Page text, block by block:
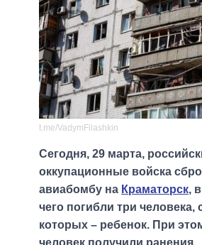
t.me/VadymFilashkin
Сегодня, 29 марта,
оккупационные войска
авиабомбу на Краматорск,
чего погибли три человека,
которых – ребенок. При